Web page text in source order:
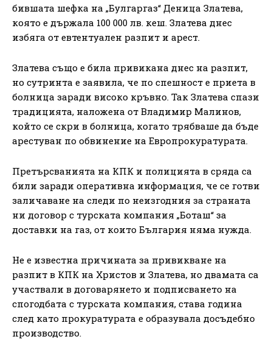
бившата шефка на „Булгаргаз“ Деница Златева,
която е държала 100 000 лв. кеш. Златева днес
избяга от евтентуален разпит и арест.
Златева също е била привикана днес на разпит,
но сутринта е заявила, че по спешност е приета в
болница заради високо кръвно. Так Златева спази
традицията, наложена от Владимир Малинов,
който се скри в болница, когато трябваше да бъде
арестуван по обвинение на Европрокуратурата.
Претърсванията на КПК и полицията в сряда са
били заради оперативна информация, че се готви
заличаване на следи по неизгодния за страната
ни договор с турската компания „Боташ“ за
доставки на газ, от които България няма нужда.
Не е известна причината за привикване на
разпит в КПК на Христов и Златева, но двамата са
участвали в договарянето и подписването на
спогодбата с турската компания, става година
след като прокуратурата е образувала досъдебно
производство.